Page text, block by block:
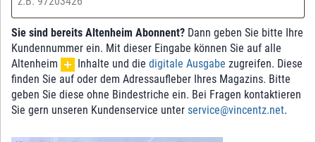
Sie sind bereits Altenheim Abonnent? Dann geben Sie bitte Ihre
Kundennummer ein. Mit dieser Eingabe können Sie auf alle
Altenheim
Inhalte und die digitale Ausgabe zugreifen. Diese
finden Sie auf oder dem Adressaufleber Ihres Magazins. Bitte
geben Sie diese ohne Bindestriche ein. Bei Fragen kontaktieren
Sie gern unseren Kundenservice unter service@vincentz.net.